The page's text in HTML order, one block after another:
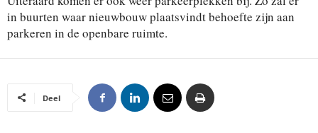
in buurten waar nieuwbouw plaatsvindt behoefte zijn aan
parkeren in de openbare ruimte.
Deel